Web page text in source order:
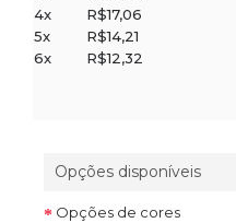
4x
R$17,06
5x
R$14,21
6x
R$12,32
Opções disponíveis
Opções de cores